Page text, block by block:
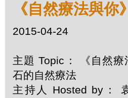
《自然療法與
2015-04-24
主題 Topic： 《自然療
石的自然療法
主持人 Hosted by：